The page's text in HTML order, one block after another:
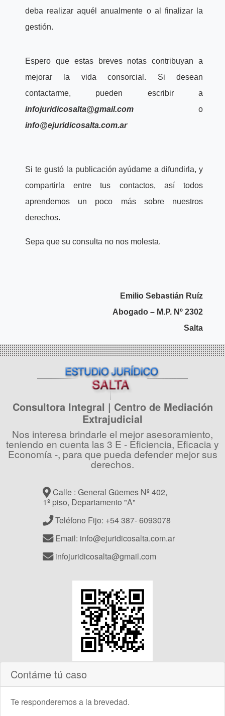
deba realizar aquél anualmente o al finalizar la
gestión.
Espero que estas breves notas contribuyan a
mejorar la vida consorcial. Si desean
contactarme, pueden escribir a
infojuridicosalta@gmail.com o
info@ejuridicosalta.com.ar
Si te gustó la publicación ayúdame a difundirla, y
compartirla entre tus contactos, así todos
aprendemos un poco más sobre nuestros
derechos.
Sepa que su consulta no nos molesta.
Emilio Sebastián Ruíz
Abogado – M.P. Nº 2302
Salta
Consultora Integral | Centro de Mediación
Extrajudicial
Nos interesa brindarle el mejor asesoramiento,
teniendo en cuenta las 3 E - Eficiencia, Eficacia y
Economía -, para que pueda defender mejor sus
derechos.
Calle : General Güemes Nº 402,
1º piso, Departamento "A"
Teléfono Fijo: +54 387- 6093078
Email: info@ejuridicosalta.com.ar
infojuridicosalta@gmail.com
Contáme tú caso
Te responderemos a la brevedad.